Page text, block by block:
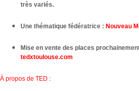
très variés.
Une thématique fédératrice : Nouveau
Mise en vente des places
tedxtoulouse.com
À propos de TED :